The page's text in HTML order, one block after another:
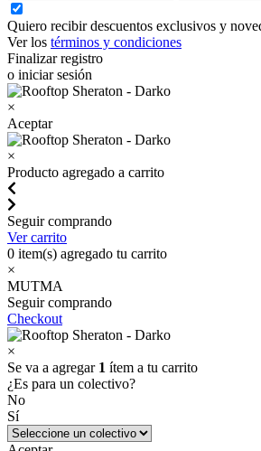
Quiero recibir descuentos exclusivos y
Ver los términos y condiciones
Finalizar registro
o iniciar sesión
×
Aceptar
×
Producto agregado a carrito
Seguir comprando
Ver carrito
0 item(s) agregado tu carrito
×
MUTMA
Seguir comprando
Checkout
×
Se va a agregar 1 ítem a tu carrito
¿Es para un colectivo?
No
Sí